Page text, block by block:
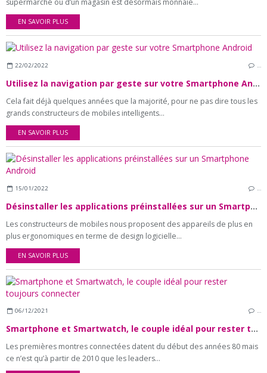
supermarché ou d’un magasin est désormais monnaie...
EN SAVOIR PLUS
22/02/2022 …
Utilisez la navigation par geste sur votre Smartphone Android
Cela fait déjà quelques années que la majorité, pour ne pas dire tous les
grands constructeurs de mobiles intelligents...
EN SAVOIR PLUS
15/01/2022
Désinstaller les applications préinstallées sur un Smartphone Android
Les constructeurs de mobiles nous proposent des appareils de plus en
plus ergonomiques en terme de design logicielle...
EN SAVOIR PLUS
06/12/2021 …
Smartphone et Smartwatch, le couple idéal pour rester toujours connecter
Les premières montres connectées datent du début des années 80 mais
ce n’est qu’à partir de 2010 que les leaders...